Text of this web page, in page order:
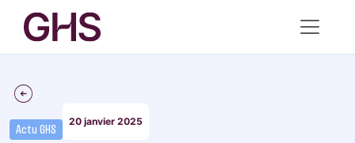
Actu GHS
20 janvier 2025